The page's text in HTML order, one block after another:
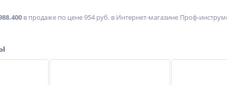
в продаже по цене 954 руб. в Интернет-магазине Проф-